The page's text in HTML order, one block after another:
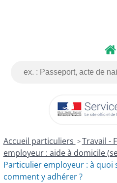
Accueil particuliers >Travail -
employeur : aide à domicile
Particulier employeur : à quoi
comment y adhérer ?